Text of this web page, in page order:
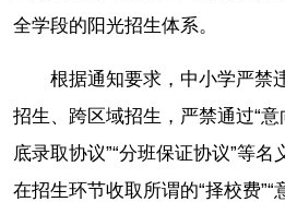
全学段的阳光招生体系。
根据通知要求，中小学严禁
招生、跨区域招生，严禁通过“意
底录取协议”“分班保证协议”等
在招生环节收取所谓的“择校费”“